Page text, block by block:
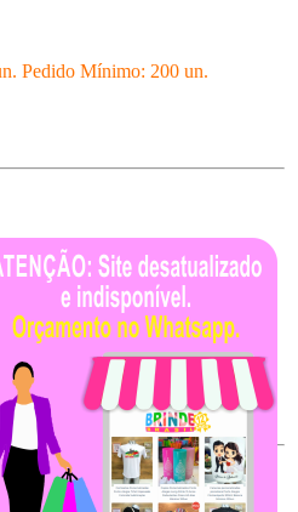
Pedido Mínimo: 200 un.
Pedido Mínimo: 200 un.